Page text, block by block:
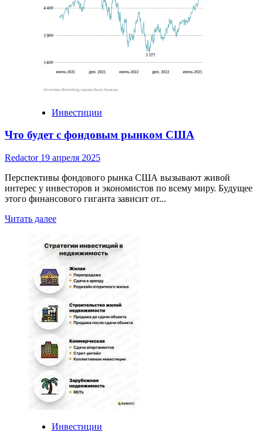
инвестиции
для
Инвестиции
Что будет с фондовым рынком США
Redactor 19 апреля 2025
Перспективы фондового рынка США вызывают живой
интерес у инвесторов и экономистов по всему миру. Будущее
этого финансового гиганта зависит от...
Читать далееRead
Что
будет
с
фондовым
рынком
США
Инвестиции